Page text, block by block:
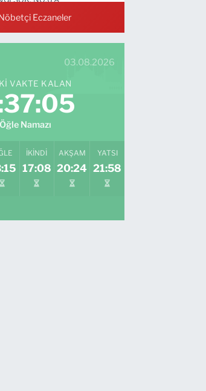
Yol Tarifi Al
Eczaneler
03.08.2026
VAKTE KALAN
Öğle Namazı
İKINDI
17:08
AKŞAM
20:24
YATSI
21:58